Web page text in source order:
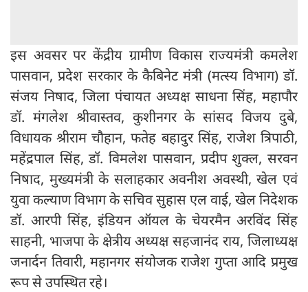
इस अवसर पर केंद्रीय ग्रामीण विकास राज्यमंत्री कमलेश
पासवान, प्रदेश सरकार के कैबिनेट मंत्री (मत्स्य विभाग) डॉ.
संजय निषाद, जिला पंचायत अध्यक्ष साधना सिंह, महापौर
डॉ. मंगलेश श्रीवास्तव, कुशीनगर के सांसद विजय दुबे,
विधायक श्रीराम चौहान, फतेह बहादुर सिंह, राजेश त्रिपाठी,
महेंद्रपाल सिंह, डॉ. विमलेश पासवान, प्रदीप शुक्ल, सरवन
निषाद, मुख्यमंत्री के सलाहकार अवनीश अवस्थी, खेल एवं
युवा कल्याण विभाग के सचिव सुहास एल वाई, खेल निदेशक
डॉ. आरपी सिंह, इंडियन ऑयल के चेयरमैन अरविंद सिंह
साहनी, भाजपा के क्षेत्रीय अध्यक्ष सहजानंद राय, जिलाध्यक्ष
जनार्दन तिवारी, महानगर संयोजक राजेश गुप्ता आदि प्रमुख
रूप से उपस्थित रहे।